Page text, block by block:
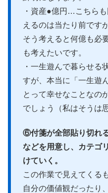
・資産●億円…こちら
えるのは当たり前です
そう考えると何億も必
も考えたいです。
・一生遊んで暮らせ
すが、本当に「一生遊
とって幸せなことなの
でしょう（私はそうは
⑥付箋が全部貼り切れ
などを用意し、カテゴ
けていく。
この作業で見えてくる
自分の価値観だったり